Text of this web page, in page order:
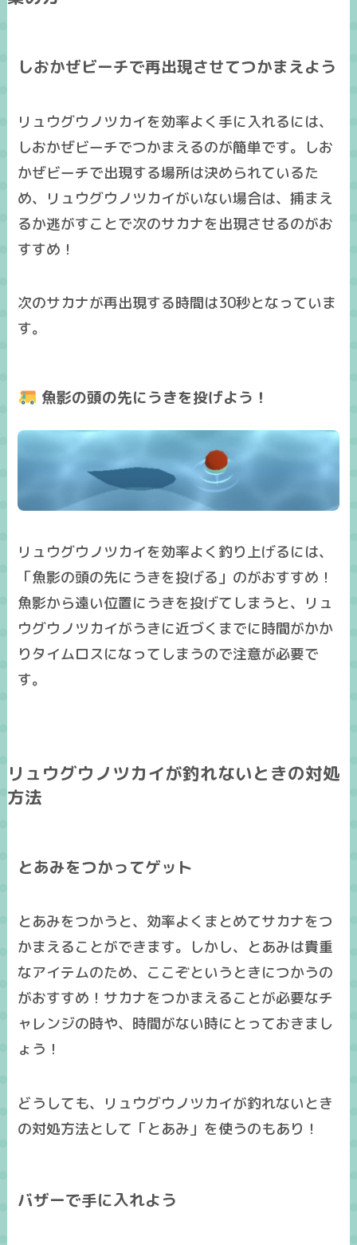
しおかぜビーチで再出現させてつかまえよう
リュウグウノツカイを効率よく手に入れるには、
しおかぜビーチでつかまえるのが簡単です。しお
かぜビーチで出現する場所は決められているた
め、 リュウグウノツカイがいない場合は、捕まえ
るか逃がすことで次のサカナを出現させるのがお
すすめ！
次のサカナが再出現する時間は30秒となっていま
す。
魚影の頭の先にうきを投げよう！
リュウグウノツカイを効率よく釣り上げるには、
「魚影の頭の先にうきを投げる 」のがおすすめ！
魚影から遠い位置にうきを投げてしまうと、リュ
ウグウノツカイがうきに近づくまでに時間がかか
り タイムロスになってしまうので注意が必要で
す。
リュウグウノツカイが釣れないときの対処
方法
とあみをつかってゲット
とあみをつかうと、効率よくまとめてサカナをつ
かまえることができます。しかし、とあみは貴重
なアイテムのため、ここぞというときにつかうの
がおすすめ！サカナをつかまえることが必要なチ
ャレンジの時や、時間がない時にとっておきまし
ょう！
どうしても、 リュウグウノツカイが釣れない とき
の対処方法として「とあみ」を使うのもあり！
バザーで手に入れよう